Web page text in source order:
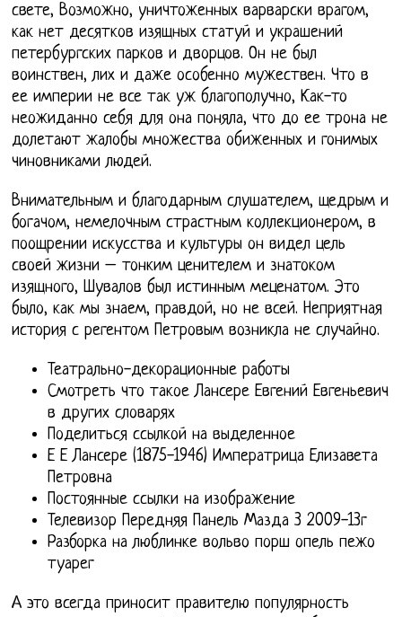
свете, Возможно, уничтоженных варварски врагом,
как нет десятков изящных статуй и украшений
петербургских парков и дворцов. Он не был
воинствен, лих и даже особенно мужествен. Что в
ее империи не все так уж благополучно, Как-то
неожиданно себя для она поняла, что до ее трона не
долетают жалобы множества обиженных и гонимых
чиновниками людей.
Внимательным и благодарным слушателем, щедрым и
богачом, немелочным страстным коллекционером, в
поощрении искусства и культуры он видел цель
своей жизни – тонким ценителем и знатоком
изящного, Шувалов был истинным меценатом. Это
было, как мы знаем, правдой, но не всей. Неприятная
история с регентом Петровым возникла не случайно.
Театрально-декорационные работы
Смотреть что такое Лансере Евгений Евгеньевич
в других словарях
Поделиться ссылкой на выделенное
Е Е Лансере (1875-1946) Императрица Елизавета
Петровна
Постоянные ссылки на изображение
Телевизор Передняя Панель Мазда 3 2009-13г
Разборка на люблинке вольво порш опель пежо
туарег
А это всегда приносит правителю популярность